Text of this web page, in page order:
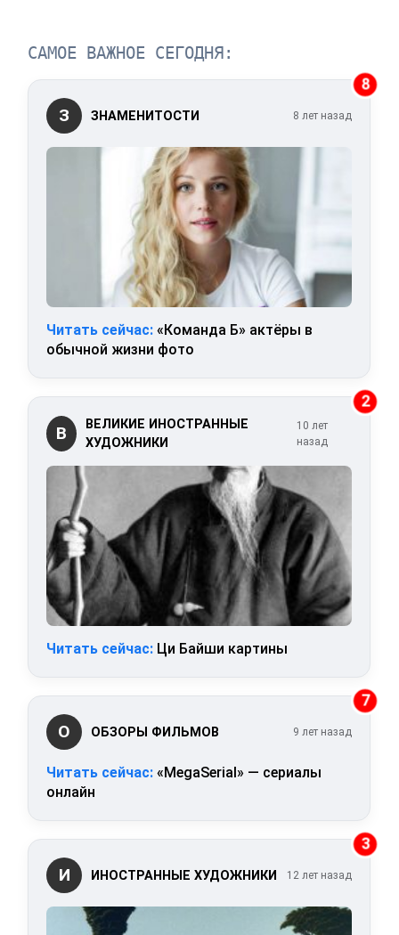
САМОЕ ВАЖНОЕ СЕГОДНЯ:
8
З ЗНАМЕНИТОСТИ 8 лет назад
Читать сейчас: «Команда Б» актёры в
обычной жизни фото
2
В
ВЕЛИКИЕ ИНОСТРАННЫЕ
ХУДОЖНИКИ
10 лет
назад
Читать сейчас: Ци Байши картины
7
О ОБЗОРЫ ФИЛЬМОВ 9 лет назад
Читать сейчас: «MegaSerial» — сериалы
онлайн
3
И ИНОСТРАННЫЕ ХУДОЖНИКИ 12 лет назад